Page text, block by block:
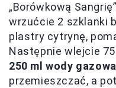
„Borówkową
wrzućcie 2 szklanki
plastry cytrynę,
Następnie wlejcie
250 ml wody
przemieszczać, a